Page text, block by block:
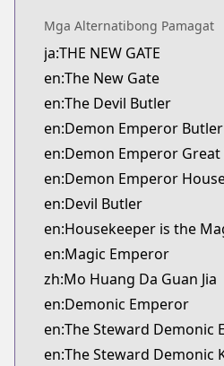
Mga Alternatibong Pamagat
ja:THE NEW GATE
en:The New Gate
en:The Devil Butler
en:Demon Emperor Butler
en:Demon Emperor
en:Demon Emperor
en:Devil Butler
en:Housekeeper is the
en:Magic Emperor
zh:Mo Huang Da Guan Jia
en:Demonic Emperor
en:The Steward Demonic
en:The Steward Demonic